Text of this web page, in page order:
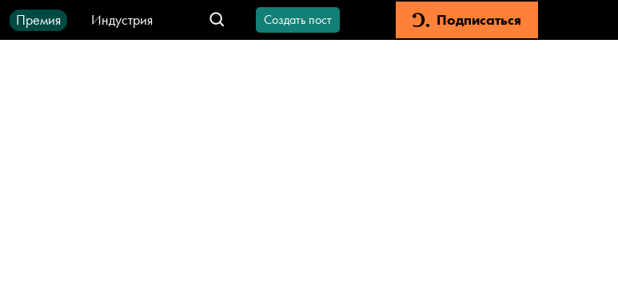
Премия
Индустрия
IT-продукты
Создать пост Подписаться